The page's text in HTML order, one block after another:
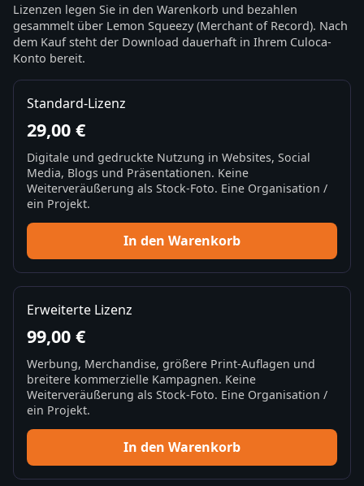
Lizenzen legen Sie in den Warenkorb und bezahlen
gesammelt über Lemon Squeezy (Merchant of Record). Nach
dem Kauf steht der Download dauerhaft in Ihrem Culoca-
Konto bereit.
Standard-Lizenz
29,00 €
Digitale und gedruckte Nutzung in Websites, Social
Media, Blogs und Präsentationen. Keine
Weiterveräußerung als Stock-Foto. Eine Organisation /
ein Projekt.
In den Warenkorb
Erweiterte Lizenz
99,00 €
Werbung, Merchandise, größere Print-Auflagen und
breitere kommerzielle Kampagnen. Keine
Weiterveräußerung als Stock-Foto. Eine Organisation /
ein Projekt.
In den Warenkorb